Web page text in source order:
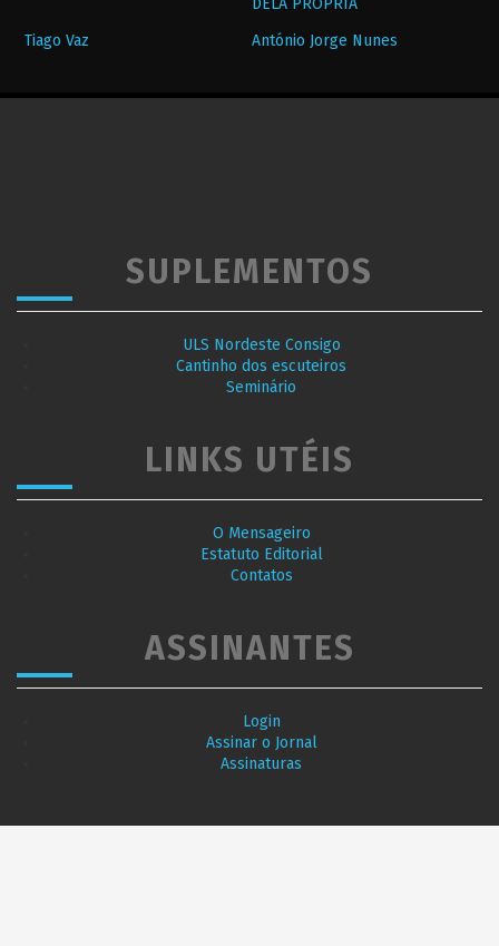
DELA PRÓPRIA
Tiago Vaz
António Jorge Nunes
SUPLEMENTOS
ULS Nordeste Consigo
Cantinho dos escuteiros
Seminário
LINKS UTÉIS
O Mensageiro
Estatuto Editorial
Contatos
ASSINANTES
Login
Assinar o Jornal
Assinaturas